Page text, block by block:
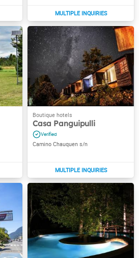
Casa Panguipulli
Camino Chauquen s/n